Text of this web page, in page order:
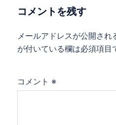
ョコメントを残す
メールアドレスが公開され
が付いている欄は必須項目
コメント ※